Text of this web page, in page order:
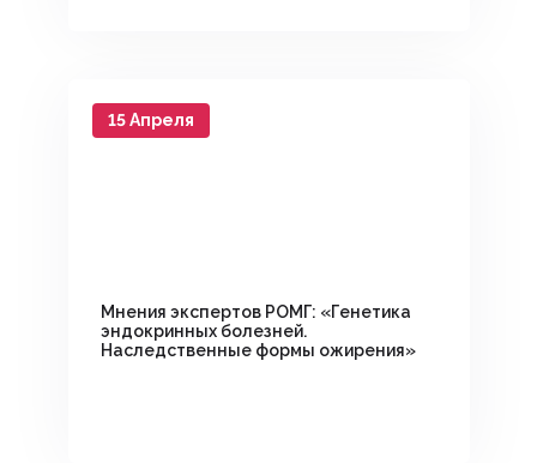
15 Апреля
Мнения экспертов РОМГ: «Генетика
эндокринных болезней.
Наследственные формы ожирения»